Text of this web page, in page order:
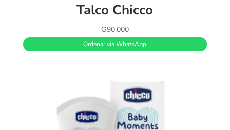
Talco Chicco
₲90.000
Ordenar vía WhatsApp